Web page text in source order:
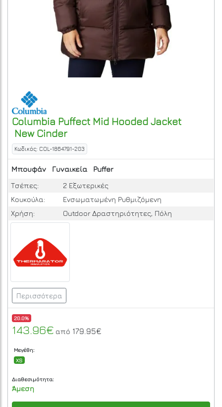
Columbia Puffect Mid Hooded Jacket
New Cinder
Κωδικός: COL-1864791-203
Μπουφάν Γυναικεία
Puffer
Τσέπες:
2 Εξωτερικές
Κουκούλα:
Ενσωματωμένη Ρυθμιζόμενη
Χρήση:
Outdoor Δραστηριότητες, Πόλη
Περισσότερα
20.0%
143.96€ από 179.95€
Μεγέθη:
XS
Διαθεσιμότητα:
Άμεση